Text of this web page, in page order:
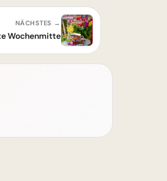
NÄCHSTES →
Wochenmitte